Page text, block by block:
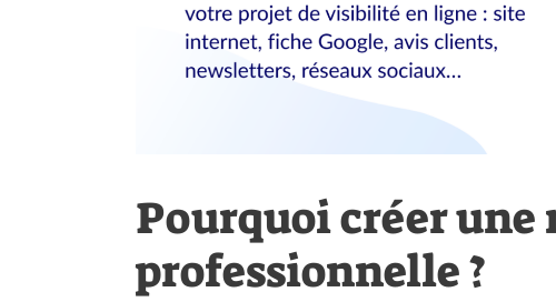
Pourquoi créer
professionnelle ?